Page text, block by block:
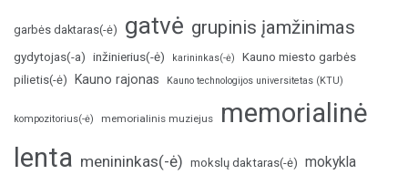
garbės daktaras(-ė) gatvė grupinis įamžinimas
gydytojas(-a) inžinierius(-ė) karininkas(-ė)
Kauno miesto garbės
pilietis(-ė)
Kauno rajonas Kauno technologijos universitetas (KTU)
kompozitorius(-ė) memorialinis muziejus
memorialinė
lenta menininkas(-ė) mokslų daktaras(-ė) mokykla